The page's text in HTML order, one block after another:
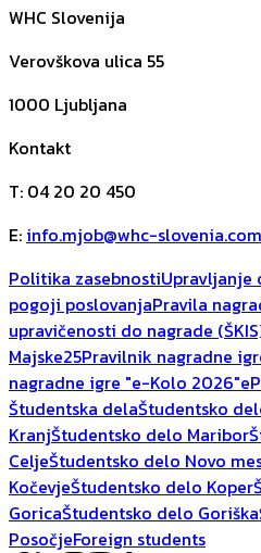
WHC Slovenija
Verovškova ulica 55
1000 Ljubljana
Kontakt
T: 04 20 20 450
E: info.mjob@whc-slovenia.com
Politika zasebnostiUpravljanje
pogoji poslovanjaPravila
upravičenosti do nagrade
Majske25Pravilnik nagradne
nagradne igre "e-Kolo 2026"
Študentska delaŠtudentsko
KranjŠtudentsko delo Maribor
CeljeŠtudentsko delo Novo
KočevjeŠtudentsko delo Koper
GoricaŠtudentsko delo Goriška
PosočjeForeign students